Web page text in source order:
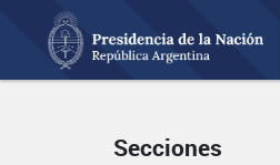
Secciones